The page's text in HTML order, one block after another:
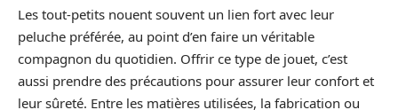
Les tout-petits nouent souvent un lien fort avec leur
peluche préférée, au point d’en faire un véritable
compagnon du quotidien. Offrir ce type de jouet, c’est
aussi prendre des précautions pour assurer leur confort et
leur sûreté. Entre les matières utilisées, la fabrication ou